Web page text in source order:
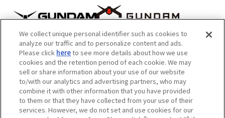
注意：内容および画像の転載はお断りいたします。
We collect unique personal identifier such as cookies to
analyze our traffic and to personalize content and ads.
Please click hereto see more details about how we use
cookies and the retention period of each cookie. We may
sell or share information about your use of our website
to/with our analytics and advertising partners, who may
combine it with other information that you have provided
to them or that they have collected from your use of their
services. However, we do not set and use cookies for our